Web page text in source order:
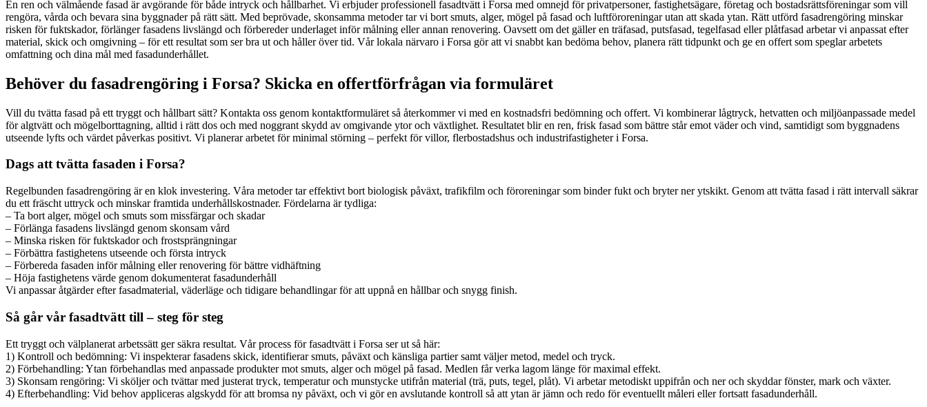
En ren och välmående fasad är avgörande för både intryck och hållbarhet. Vi erbjuder professionell fasadtvätt i Forsa med omnejd för privatpersoner, fastighetsägare, företag och bostadsrättsföreningar som vill
rengöra, vårda och bevara sina byggnader på rätt sätt. Med beprövade, skonsamma metoder tar vi bort smuts, alger, mögel på fasad och luftföroreningar utan att skada ytan. Rätt utförd fasadrengöring minskar
risken för fuktskador, förlänger fasadens livslängd och förbereder underlaget inför målning eller annan renovering. Oavsett om det gäller en träfasad, putsfasad, tegelfasad eller plåtfasad arbetar vi anpassat efter
material, skick och omgivning – för ett resultat som ser bra ut och håller över tid. Vår lokala närvaro i Forsa gör att vi snabbt kan bedöma behov, planera rätt tidpunkt och ge en offert som speglar arbetets
omfattning och dina mål med fasadunderhållet.
Behöver du fasadrengöring i Forsa? Skicka en offertförfrågan via formuläret
Vill du tvätta fasad på ett tryggt och hållbart sätt? Kontakta oss genom kontaktformuläret så återkommer vi med en kostnadsfri bedömning och offert. Vi kombinerar lågtryck, hetvatten och miljöanpassade medel
för algtvätt och mögelborttagning, alltid i rätt dos och med noggrant skydd av omgivande ytor och växtlighet. Resultatet blir en ren, frisk fasad som bättre står emot väder och vind, samtidigt som byggnadens
utseende lyfts och värdet påverkas positivt. Vi planerar arbetet för minimal störning – perfekt för villor, flerbostadshus och industrifastigheter i Forsa.
Dags att tvätta fasaden i Forsa?
Regelbunden fasadrengöring är en klok investering. Våra metoder tar effektivt bort biologisk påväxt, trafikfilm och föroreningar som binder fukt och bryter ner ytskikt. Genom att tvätta fasad i rätt intervall säkrar
du ett fräscht uttryck och minskar framtida underhållskostnader. Fördelarna är tydliga:
– Ta bort alger, mögel och smuts som missfärgar och skadar
– Förlänga fasadens livslängd genom skonsam vård
– Minska risken för fuktskador och frostsprängningar
– Förbättra fastighetens utseende och första intryck
– Förbereda fasaden inför målning eller renovering för bättre vidhäftning
– Höja fastighetens värde genom dokumenterat fasadunderhåll
Vi anpassar åtgärder efter fasadmaterial, väderläge och tidigare behandlingar för att uppnå en hållbar och snygg finish.
Så går vår fasadtvätt till – steg för steg
Ett tryggt och välplanerat arbetssätt ger säkra resultat. Vår process för fasadtvätt i Forsa ser ut så här:
1) Kontroll och bedömning: Vi inspekterar fasadens skick, identifierar smuts, påväxt och känsliga partier samt väljer metod, medel och tryck.
2) Förbehandling: Ytan förbehandlas med anpassade produkter mot smuts, alger och mögel på fasad. Medlen får verka lagom länge för maximal effekt.
3) Skonsam rengöring: Vi sköljer och tvättar med justerat tryck, temperatur och munstycke utifrån material (trä, puts, tegel, plåt). Vi arbetar metodiskt uppifrån och ner och skyddar fönster, mark och växter.
4) Efterbehandling: Vid behov appliceras algskydd för att bromsa ny påväxt, och vi gör en avslutande kontroll så att ytan är jämn och redo för eventuellt måleri eller fortsatt fasadunderhåll.